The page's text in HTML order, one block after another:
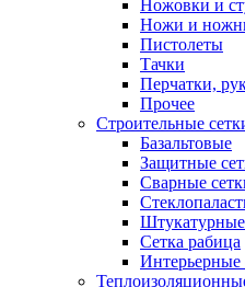
Ножовки и
Ножи и
Пистолеты
Тачки
Перчатки,
Прочее
Строительные
Базальтовые
Защитные
Сварные
Штукатурные
Сетка рабица
Интерьерные